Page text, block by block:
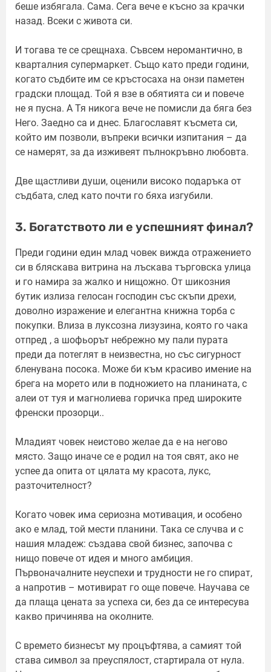
беше избягала. Сама. Сега вече е късно за крачки
назад. Всеки с живота си.
И тогава те се срещнаха. Съвсем неромантично, в
кварталния супермаркет. Също като преди години,
когато съдбите им се кръстосаха на онзи паметен
градски площад. Той я взе в обятията си и повече
не я пусна. А Тя никога вече не помисли да бяга без
Него. Заедно са и днес. Благославят късмета си,
който им позволи, въпреки всички изпитания – да
се намерят, за да изживеят пълнокръвно любовта.
Две щастливи души, оценили високо подаръка от
съдбата, след като почти го бяха изгубили.
3. Богатството ли е успешният финал?
Преди години един млад човек вижда отражението
си в бляскава витрина на лъскава търговска улица
и го намира за жалко и нищожно. От шикозния
бутик излиза гелосан господин със скъпи дрехи,
доволно изражение и елегантна книжна торба с
покупки. Влиза в луксозна лизузина, която го чака
отпред , а шофьорът небрежно му пали пурата
преди да потеглят в неизвестна, но със сигурност
бленувана посока. Може би към красиво имение на
брега на морето или в подножието на планината, с
алеи от туя и магнолиева горичка пред широките
френски прозорци..
Младият човек неистово желае да е на негово
място. Защо иначе се е родил на тоя свят, ако не
успее да опита от цялата му красота, лукс,
разточителност?
Когато човек има сериозна мотивация, и особено
ако е млад, той мести планини. Така се случва и с
нашия младеж: създава свой бизнес, започва с
нищо повече от идея и много амбиция.
Първоначалните неуспехи и трудности не го спират,
а напротив – мотивират го още повече. Научава се
да плаща цената за успеха си, без да се интересува
какво причинява на околните.
С времето бизнесът му процъфтява, а самият той
става символ за преуспялост, стартирала от нула.